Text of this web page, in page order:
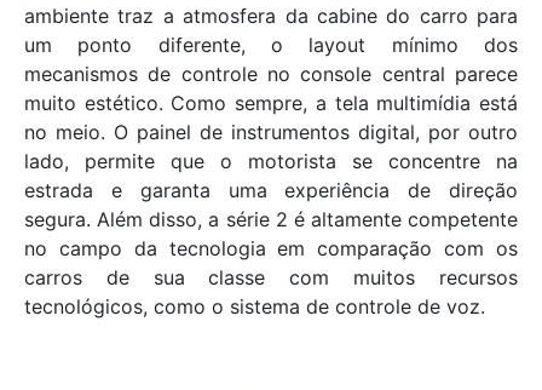
ambiente traz a atmosfera da cabine do carro para
um ponto diferente, o layout mínimo dos
mecanismos de controle no console central parece
muito estético. Como sempre, a tela multimídia está
no meio. O painel de instrumentos digital, por outro
lado, permite que o motorista se concentre na
estrada e garanta uma experiência de direção
segura. Além disso, a série 2 é altamente competente
no campo da tecnologia em comparação com os
carros de sua classe com muitos recursos
tecnológicos, como o sistema de controle de voz.